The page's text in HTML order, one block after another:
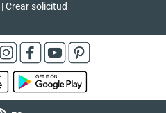
|Crear solicitud